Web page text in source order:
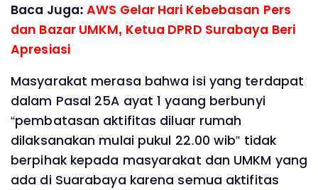
Baca Juga:AWS Gelar Hari Kebebasan Pers
dan Bazar UMKM, Ketua DPRD Surabaya Beri
Apresiasi
Masyarakat merasa bahwa isi yang terdapat
dalam Pasal 25A ayat 1 yaang berbunyi
“pembatasan aktifitas diluar rumah
dilaksanakan mulai pukul 22.00 wib” tidak
berpihak kepada masyarakat dan UMKM yang
ada di Suarabaya karena semua aktifitas